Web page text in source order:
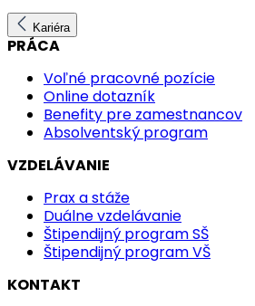
Kariéra
PRÁCA
Voľné pracovné pozície
Online dotazník
Benefity pre zamestnancov
Absolventský program
VZDELÁVANIE
Prax a stáže
Duálne vzdelávanie
Štipendijný program SŠ
Štipendijný program VŠ
KONTAKT